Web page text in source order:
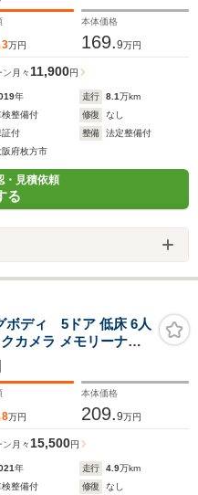
3万円
本体価格
169.9万円
ン 月々 11,900円
年 走行 8.1万km
検整備付 修復
なし
証付 整備
法定整備付
阪府枚方市
・見積依頼
る
ボディ 5ドア 低床 6人
カメラ メモリーナビ
側スライドドア キーレ
ュージックプレイヤ
8万円
本体価格
209.9万円
ン 月々15,500円
年 走行 4.9万km
検整備付 修復
なし